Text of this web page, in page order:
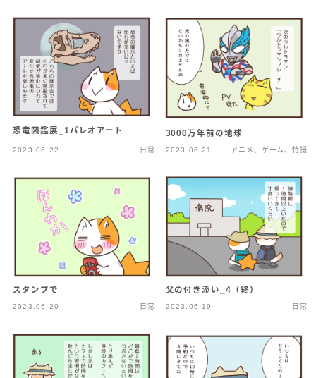
恐竜図鑑展_1パレオアート
2023.06.22 日常
3000万年前の地球
2023.06.21 アニメ、ゲーム、特撮
スタンプで
2023.06.20 日常
父の付き添い_4（終）
2023.06.19 日常